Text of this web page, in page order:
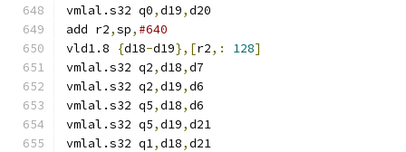
vmlal.s32 q0,d19,d20
add r2,sp, #640
vld1.8
{d18-d19},[r2,: 128]
vmlal.s32 q2,d18,d7
vmlal.s32 q2,d19,d6
vmlal.s32 q5,d18,d6
vmlal.s32 q5,d19,d21
vmlal.s32 q1,d18,d21